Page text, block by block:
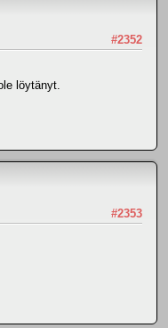
#2352
löytänyt.
#2353